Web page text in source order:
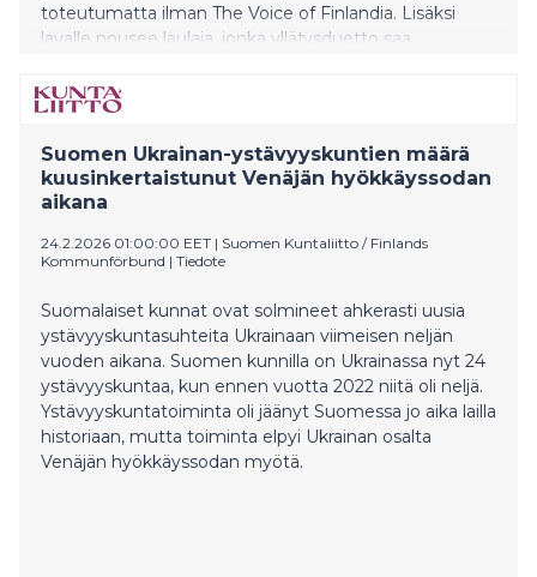
toteutumatta ilman The Voice of Finlandia. Lisäksi
lavalle nousee laulaja, jonka yllätysduetto saa
Suomen Ukrainan-ystävyyskuntien määrä
kuusinkertaistunut Venäjän hyökkäyssodan
aikana
24.2.2026 01:00:00 EET | Suomen Kuntaliitto / Finlands
Kommunförbund | Tiedote
Suomalaiset kunnat ovat solmineet ahkerasti uusia
ystävyyskuntasuhteita Ukrainaan viimeisen neljän
vuoden aikana. Suomen kunnilla on Ukrainassa nyt 24
ystävyyskuntaa, kun ennen vuotta 2022 niitä oli neljä.
Ystävyyskuntatoiminta oli jäänyt Suomessa jo aika lailla
historiaan, mutta toiminta elpyi Ukrainan osalta
Venäjän hyökkäyssodan myötä.